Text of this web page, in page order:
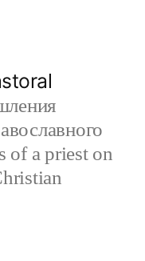
of a priest on